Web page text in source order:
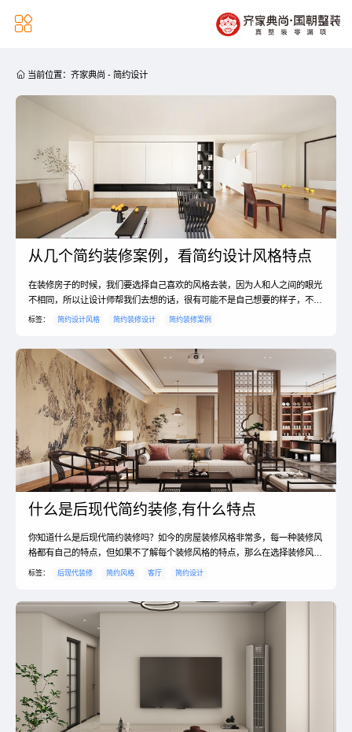

 当前位置： 齐家典尚 - 简约设计
从几个简约装修案例，看简约设计风格特点
在装修房子的时候，我们要选择自己喜欢的风格去装，因为人和人之间的眼光
不相同，所以让设计师帮我们去想的话，很有可能不是自己想要的样子，不过
有的人喜欢简约的，但是不知道简约风格装修案例是怎样的，此外，简约风格
砖，整洁易打理。地面过道拼花，将空间分成三部分，餐厅，过...
标签： 简约设计风格 简约装修设计 简约装修案例
什么是后现代简约装修,有什么特点
你知道什么是后现代简约装修吗？如今的房屋装修风格非常多，每一种装修风
格都有自己的特点，但如果不了解每个装修风格的特点，那么在选择装修风格
的时候就会遇到一定的麻烦，后现代简约装修同样如此，那么后现代简约装修
那些对于追求不同美的消费者，就算是一款小小的沙发，也可...
标签： 后现代装修 简约风格 客厅 简约设计